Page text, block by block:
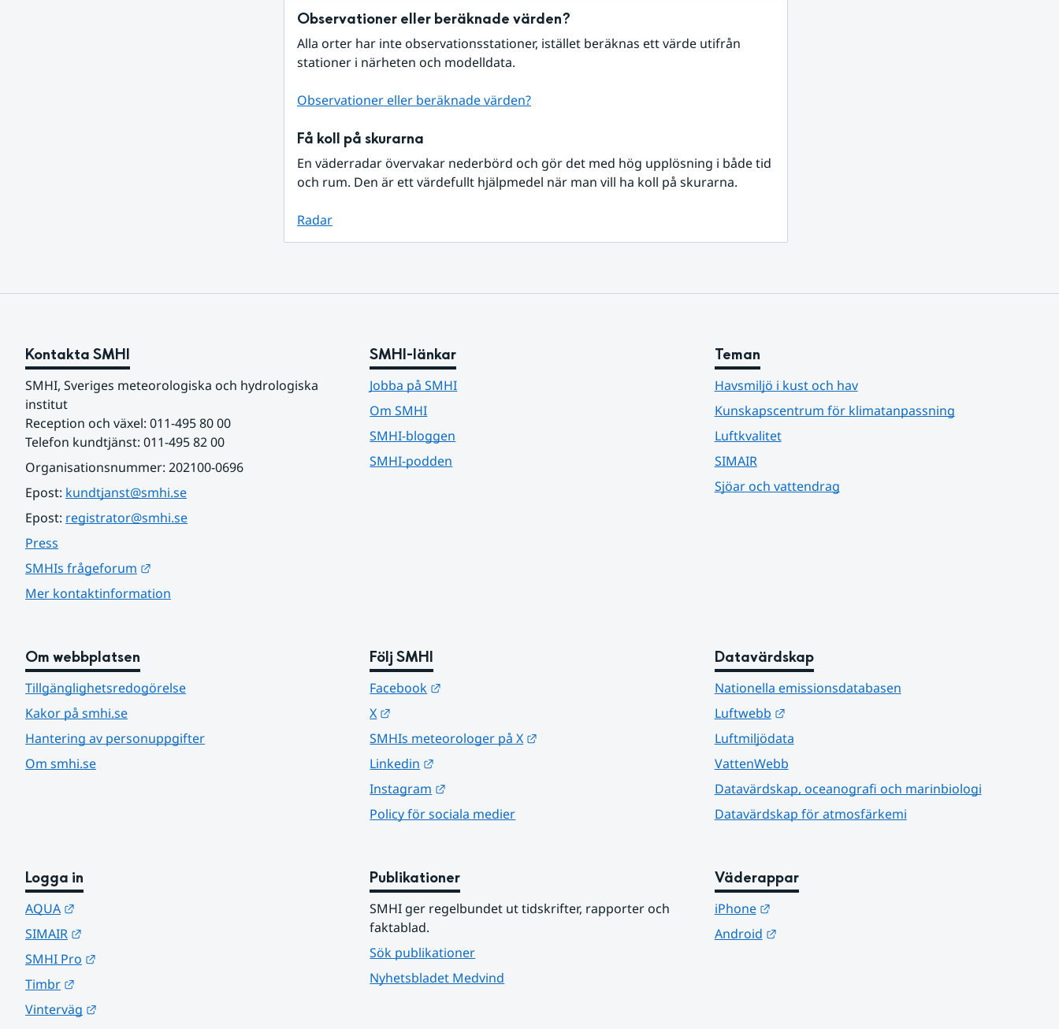
Observationer eller beräknade värden?
Alla orter har inte observationsstationer, istället beräknas ett värde utifrån
stationer i närheten och modelldata.
Observationer eller beräknade värden?
Få koll på skurarna
En väderradar övervakar nederbörd och gör det med hög upplösning i både tid
och rum. Den är ett värdefullt hjälpmedel när man vill ha koll på skurarna.
Radar
Kontakta SMHI
SMHI, Sveriges meteorologiska och hydrologiska
institut
Reception och växel: 011-495 80 00
Telefon kundtjänst: 011-495 82 00
Organisationsnummer: 202100-0696
Epost: kundtjanst@smhi.se
Epost: registrator@smhi.se
Press
SMHIs frågeforum
Mer kontaktinformation
SMHI-länkar
Jobba på SMHI
Om SMHI
SMHI-bloggen
SMHI-podden
Teman
Havsmiljö i kust och hav
Kunskapscentrum för klimatanpassning
Luftkvalitet
SIMAIR
Sjöar och vattendrag
Om webbplatsen
Tillgänglighetsredogörelse
Kakor på smhi.se
Hantering av personuppgifter
Om smhi.se
Följ SMHI
Facebook
X
SMHIs meteorologer på X
Linkedin
Instagram
Policy för sociala medier
Datavärdskap
Nationella emissionsdatabasen
Luftwebb
Länk till annan webbplats.
Luftmiljödata
VattenWebb
Datavärdskap, oceanografi och marinbiologi
Datavärdskap för atmosfärkemi
Logga in
AQUA
SIMAIR
SMHI Pro
Timbr
Vinterväg
Publikationer
SMHI ger regelbundet ut tidskrifter, rapporter och
faktablad.
Sök publikationer
Nyhetsbladet Medvind
Väderappar
iPhone
Länk till annan webbplats.
Android
Länk till annan webbplats.